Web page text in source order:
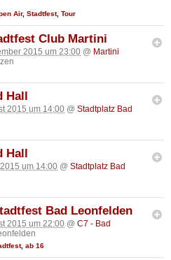
Air, Stadtfest, Tour
Club Martini
2015 um 23:00 @ Martini
Hall
2015 um 14:00 @ Stadtplatz Bad
Hall
um 14:00 @ Stadtplatz Bad
Bad Leonfelden
2015 um 22:00 @ C7 - Bad
, ab 16